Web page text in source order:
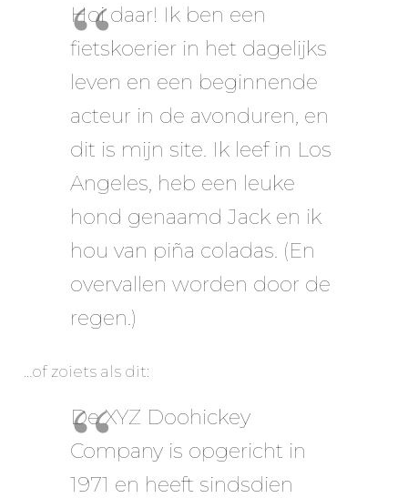
Hoi daar! Ik ben een
fietskoerier in het dagelijks
leven en een beginnende
acteur in de avonduren, en
dit is mijn site. Ik leef in Los
Angeles, heb een leuke
hond genaamd Jack en ik
hou van piña coladas. (En
overvallen worden door de
regen.)
…of zoiets als dit:
De XYZ Doohickey
Company is opgericht in
1971 en heeft sindsdien